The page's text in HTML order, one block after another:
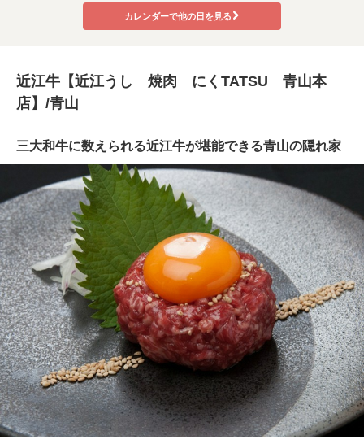
カレンダーで他の日を見る
近江牛【近江うし 焼肉 にくTATSU 青山本
店】/青山
三大和牛に数えられる近江牛が堪能できる青山の隠れ家